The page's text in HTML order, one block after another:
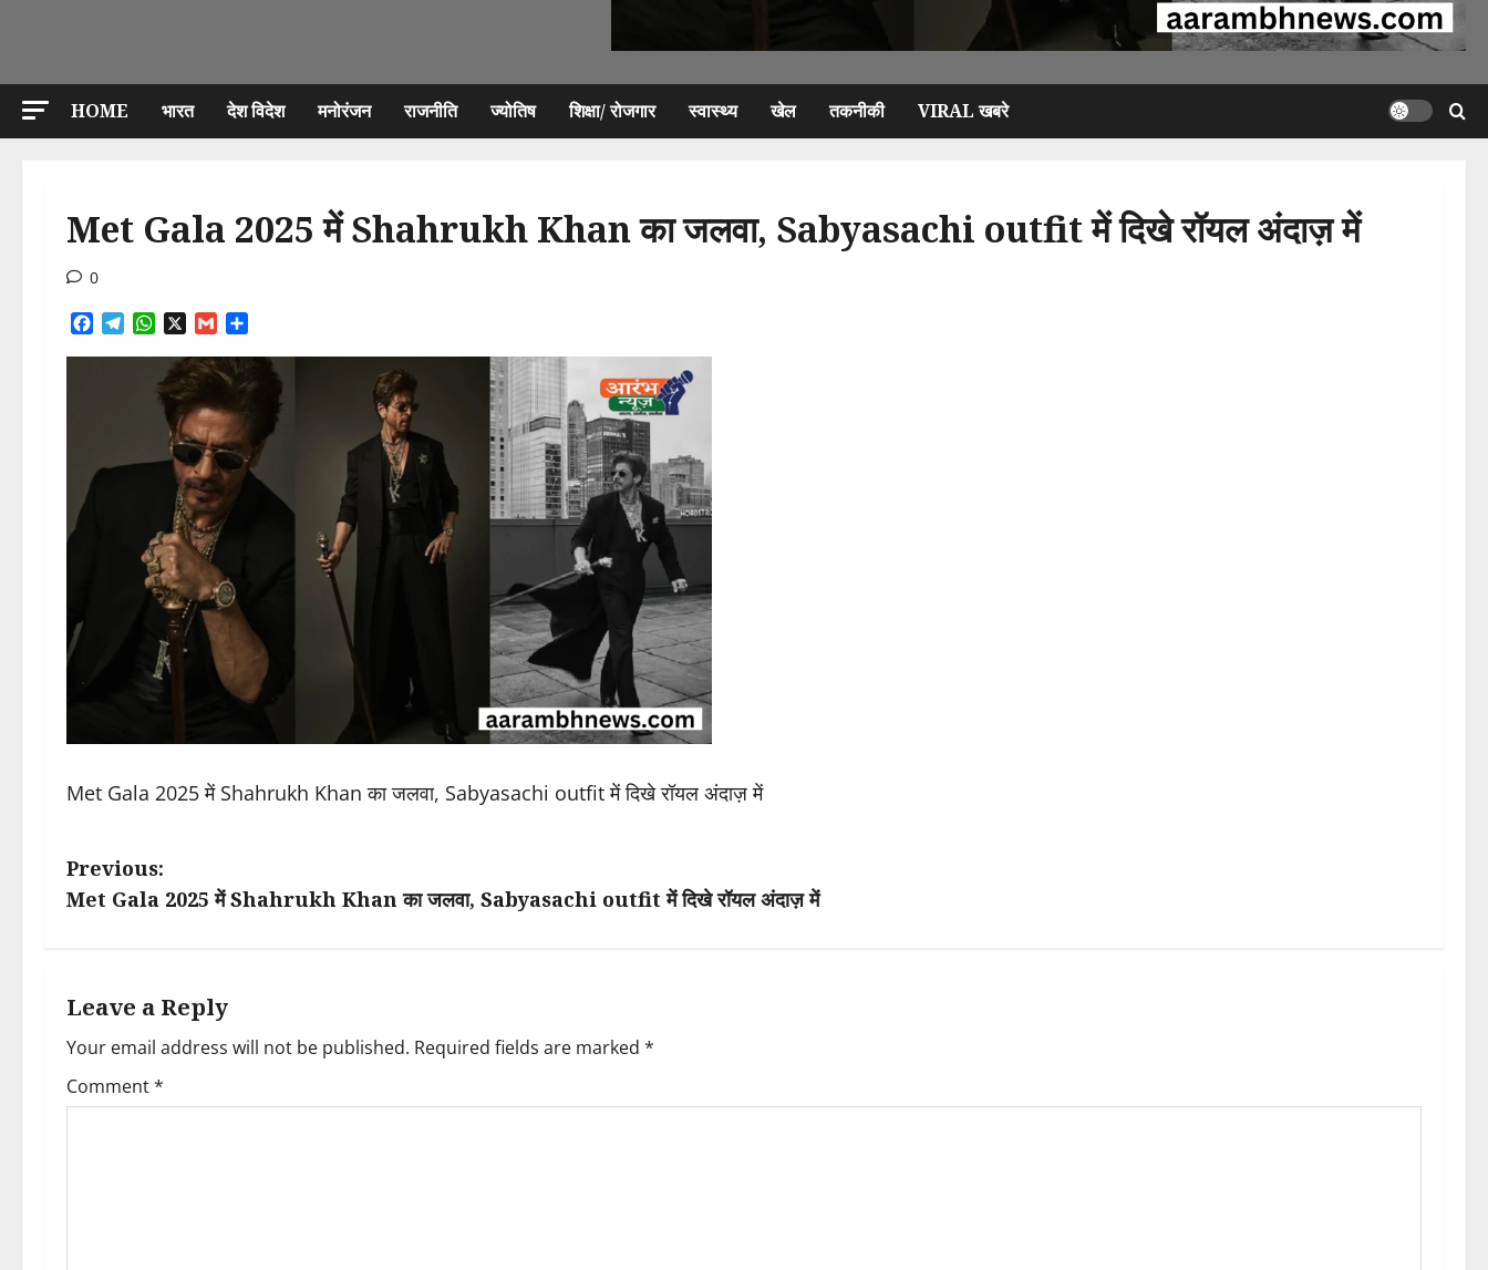
HOME भारत देश विदेश मनोरंजन राजनीति ज्योतिष शिक्षा/ रोजगार स्वास्थ्य खेल तकनीकी VIRAL खबरे
Met Gala 2025 में Shahrukh Khan का जलवा, Sabyasachi outfit में दिखे रॉयल अंदाज़ में
0
Facebook
TelegramWhatsAppGmail
Met Gala 2025 में Shahrukh Khan का जलवा, Sabyasachi outfit में दिखे रॉयल अंदाज़ में
P
o
t
n
a
Previous:
Met Gala 2025 में Shahrukh Khan का जलवा, Sabyasachi outfit में दिखे रॉयल अंदाज़ में
Leave a Reply
Your email address will not be published. Required fields are marked *
Comment*